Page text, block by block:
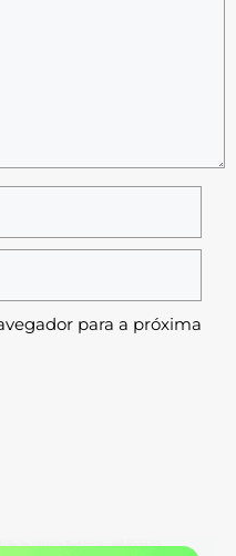
para a próxima